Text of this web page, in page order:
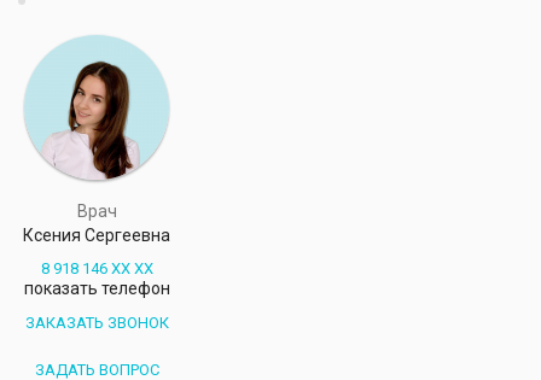
Врач
Ксения Сергеевна
8 918 146 XX XX
показать телефон
ЗАКАЗАТЬ ЗВОНОК
ЗАДАТЬ ВОПРОС